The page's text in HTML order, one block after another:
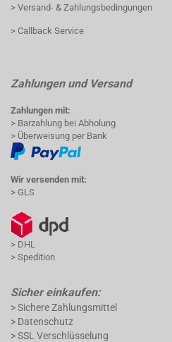
> Versand- & Zahlungsbedingungen
> Callback Service
Zahlungen und Versand
Zahlungen mit:
> Barzahlung bei Abholung
> Überweisung per Bank
Wir versenden mit:
> GLS
> DHL
> Spedition
Sicher einkaufen:
> Sichere Zahlungsmittel
> Datenschutz
> SSL Verschlüsselung